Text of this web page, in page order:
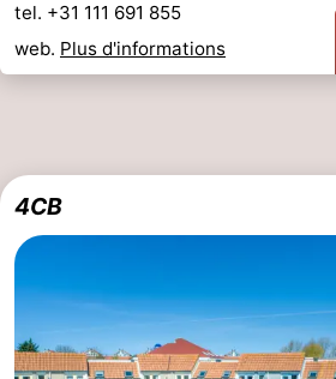
tel. +31 111 691 855
web. Plus d'informations
4CB